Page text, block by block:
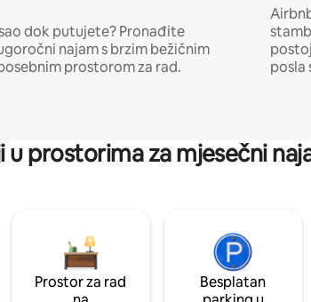
dok putujete? Pronađite
najam s brzim bežičnim
prostorom za rad.
posla
u prostorima za mjesečni
Prostor za rad
Besplatan